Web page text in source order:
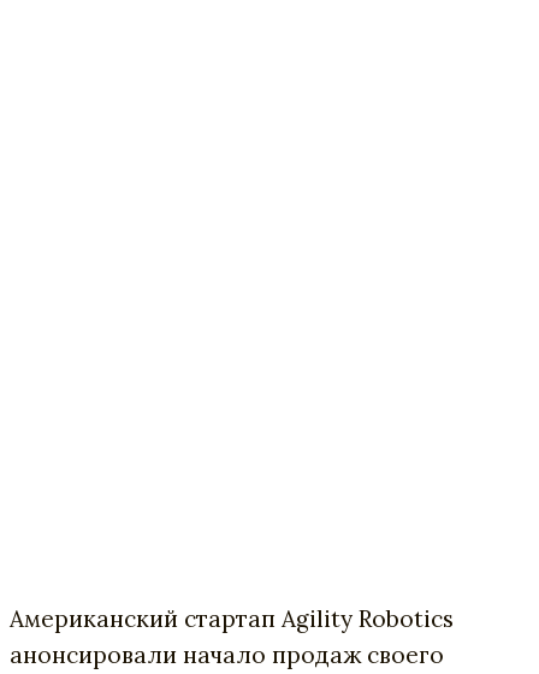
Американский стартап Agility Robotics
анонсировали начало продаж своего